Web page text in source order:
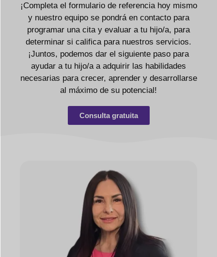
¡Completa el formulario de referencia hoy mismo
y nuestro equipo se pondrá en contacto para
programar una cita y evaluar a tu hijo/a, para
determinar si califica para nuestros servicios.
¡Juntos, podemos dar el siguiente paso para
ayudar a tu hijo/a a adquirir las habilidades
necesarias para crecer, aprender y desarrollarse
al máximo de su potencial!
Consulta gratuita